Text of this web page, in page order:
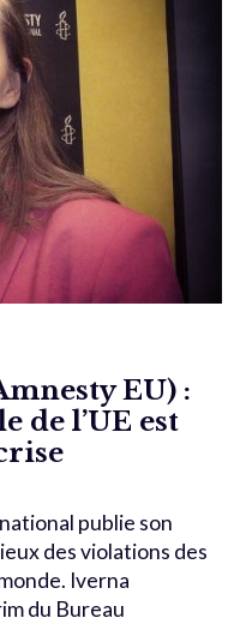
EU) :
de l’UE est
publie son
des violations des
Iverna
du Bureau